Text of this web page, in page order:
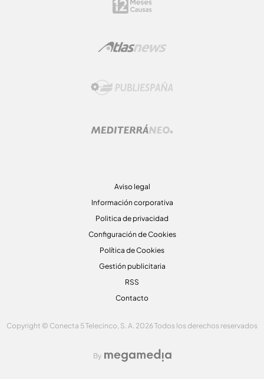
Aviso legal
Información corporativa
Politica de privacidad
Configuración de Cookies
Política de Cookies
Gestión publicitaria
RSS
Contacto
Copyright © Conecta 5 Telecinco, S. A. 2026 Todos los derechos reservados
By